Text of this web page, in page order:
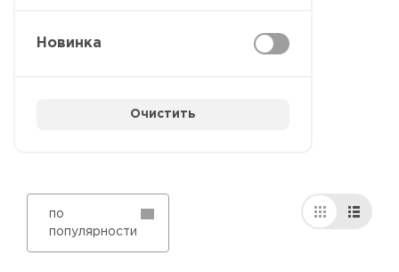
Новинка
Очистить
по
популярности